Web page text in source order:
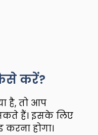
करें?
है, तो आप
हैं। इसके लिए
करना होगा।